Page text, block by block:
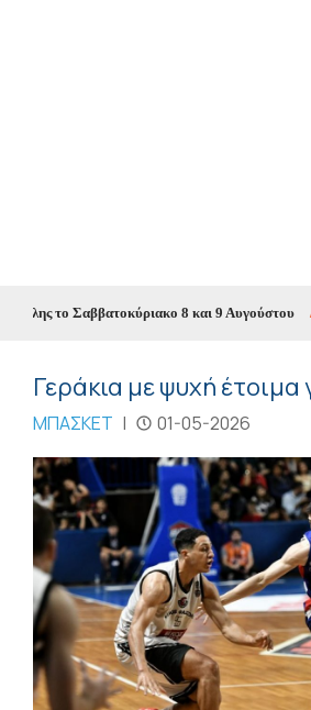
το Σαββατοκύριακο 8 και 9 Αυγούστου //
Γεράκια με ψυχή έτοιμα
ΜΠΑΣΚΕΤ | 01-05-2026